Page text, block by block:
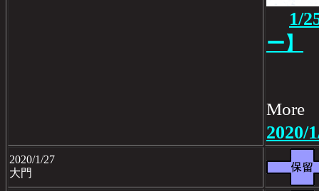
1/
ー】
2020/
2020/1/27
大門